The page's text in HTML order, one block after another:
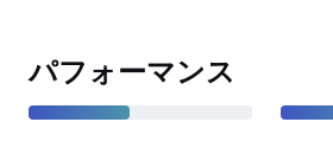
パフォーマンス